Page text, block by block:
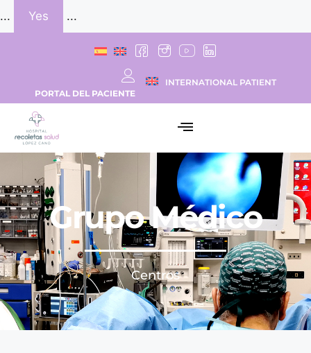
... Yes ...
PORTAL DEL PACIENTE
INTERNATIONAL PATIENT
Grupo Médico
Centros